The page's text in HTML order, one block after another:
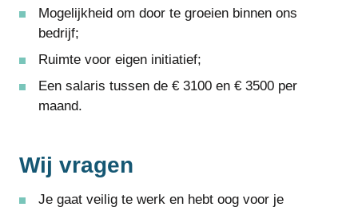
Mogelijkheid om door te groeien binnen ons
bedrijf;
Ruimte voor eigen initiatief;
Een salaris tussen de € 3100 en € 3500 per
maand.
Wij vragen
Je gaat veilig te werk en hebt oog voor je